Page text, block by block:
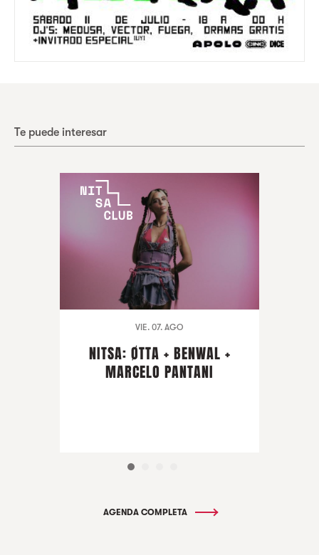
Te puede interesar
VIE. 07. AGO
NITSA: ØTTA + BENWAL +
MARCELO PANTANI
AGENDA COMPLETA